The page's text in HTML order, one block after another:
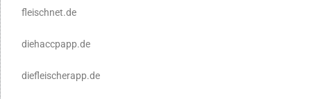
fleischnet.de
diehaccpapp.de
diefleischerapp.de